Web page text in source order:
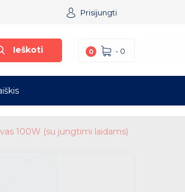
Prisijungti
Ieškoti 0 - 0
100W (su jungtimi laidams)